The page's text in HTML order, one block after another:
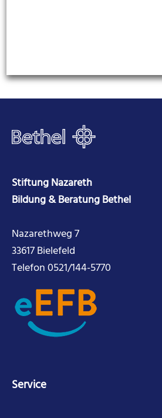
Stiftung Nazareth
Bildung & Beratung Bethel
Nazarethweg 7
33617 Bielefeld
Telefon 0521/144-5770
Service